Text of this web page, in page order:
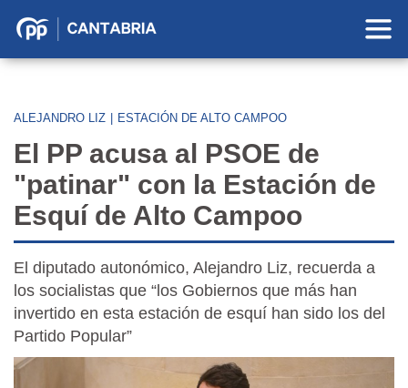
Partido
Cantabria
ALEJANDRO LIZ ESTACIÓN DE ALTO CAMPOO
El PP acusa al PSOE de
"patinar" con la Estación de
Esquí de Alto Campoo
El diputado autonómico, Alejandro Liz, recuerda a
los socialistas que “los Gobiernos que más han
invertido en esta estación de esquí han sido los del
Partido Popular”